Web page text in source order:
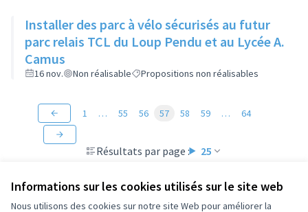
Informations sur les cookies utilisés sur le site web
Nous utilisons des cookies sur notre site Web pour améliorer la
Installer des parc à vélo sécurisés au futur
parc relais TCL du Loup Pendu et au Lycée A.
Camus
16 nov. Non réalisable Propositions non réalisables
Résultats par page : 25
1 … 55 56 57 58 59 … 64